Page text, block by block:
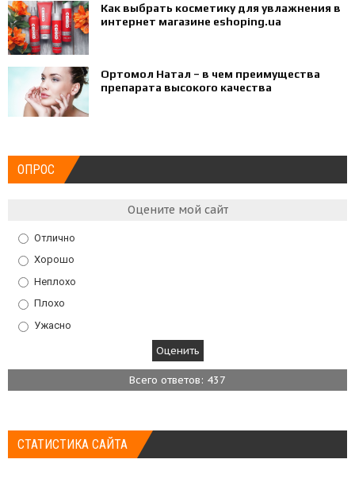
Как выбрать косметику для увлажнения в
интернет магазине eshoping.ua
Ортомол Натал – в чем преимущества
препарата высокого качества
ОПРОС
Оцените мой сайт
Отлично
Хорошо
Неплохо
Плохо
Ужасно
Всего ответов: 437
СТАТИСТИКА САЙТА